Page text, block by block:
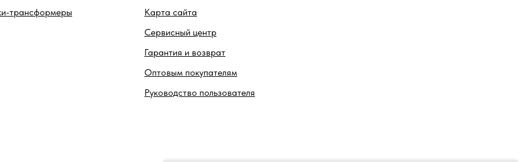
трансформеры
Карта сайта
Сервисный центр
Гарантия и возврат
Оптовым покупателям
Руководство пользователя